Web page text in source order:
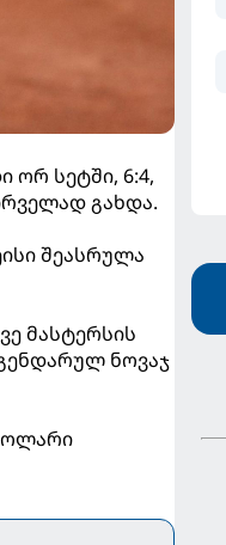
ორ სეტში, 6:4,
გახდა.
შეასრულა
მასტერსის
ნოვაჯ